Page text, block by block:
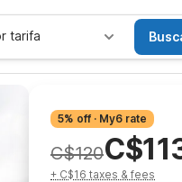
tarifa
5% off · My6 rate
C$120
+ C$16 taxes & fees